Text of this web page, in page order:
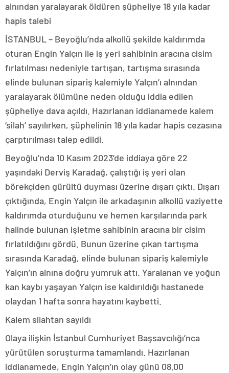
alnından yaralayarak öldüren şüpheliye 18 yıla kadar
hapis talebi
İSTANBUL – Beyoğlu’nda alkollü şekilde kaldırımda
oturan Engin Yalçın ile iş yeri sahibinin aracına cisim
fırlatılması nedeniyle tartışan, tartışma sırasında
elinde bulunan sipariş kalemiyle Yalçın’ı alnından
yaralayarak ölümüne neden olduğu iddia edilen
şüpheliye dava açıldı. Hazırlanan iddianamede kalem
‘silah’ sayılırken, şüphelinin 18 yıla kadar hapis cezasına
çarptırılması talep edildi.
Beyoğlu’nda 10 Kasım 2023’de iddiaya göre 22
yaşındaki Derviş Karadağ, çalıştığı iş yeri olan
börekçiden gürültü duyması üzerine dışarı çıktı. Dışarı
çıktığında, Engin Yalçın ile arkadaşının alkollü vaziyette
kaldırımda oturduğunu ve hemen karşılarında park
halinde bulunan işletme sahibinin aracına bir cisim
fırlatıldığını gördü. Bunun üzerine çıkan tartışma
sırasında Karadağ, elinde bulunan sipariş kalemiyle
Yalçın’ın alnına doğru yumruk attı. Yaralanan ve yoğun
kan kaybı yaşayan Yalçın ise kaldırıldığı hastanede
olaydan 1 hafta sonra hayatını kaybetti.
Kalem silahtan sayıldı
Olaya ilişkin İstanbul Cumhuriyet Başsavcılığı’nca
yürütülen soruşturma tamamlandı. Hazırlanan
iddianamede, Engin Yalçın’ın olay günü 08.00